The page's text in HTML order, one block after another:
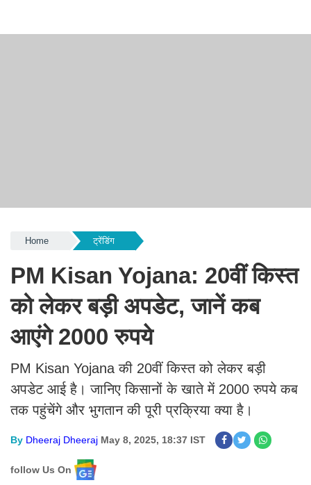
Home ट्रेंडिंग
PM Kisan Yojana: 20वीं किस्त
को लेकर बड़ी अपडेट, जानें कब
आएंगे 2000 रुपये
PM Kisan Yojana की 20वीं किस्त को लेकर बड़ी
अपडेट आई है। जानिए किसानों के खाते में 2000 रुपये कब
तक पहुंचेंगे और भुगतान की पूरी प्रक्रिया क्या है।
By Dheeraj Dheeraj May 8, 2025, 18:37 IST
follow Us On